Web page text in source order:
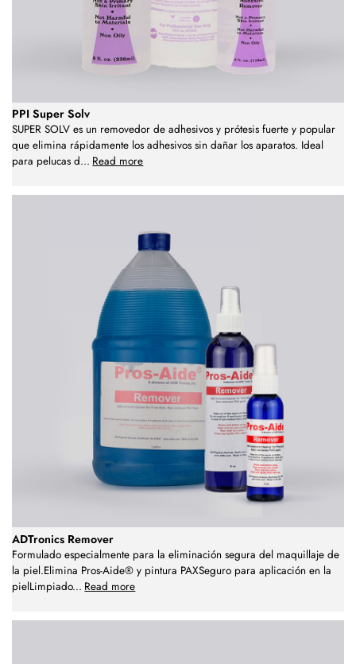
PPI Super Solv
SUPER SOLV es un removedor de adhesivos y prótesis fuerte y popular
que elimina rápidamente los adhesivos sin dañar los aparatos. Ideal
para pelucas d... Read more
ADTronics Remover
Formulado especialmente para la eliminación segura del maquillaje de
la piel.Elimina Pros-Aide® y pintura PAXSeguro para aplicación en la
pielLimpiado... Read more